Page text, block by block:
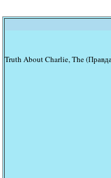
Truth About Charlie, The